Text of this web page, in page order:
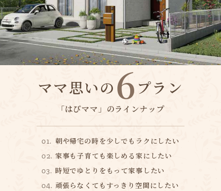
ママ思いの 6 プラン
「はぴママ」のラインナップ
朝や帰宅の時を少しでもラクにしたい
家事も子育ても楽しめる家にしたい
時短でゆとりをもって家事したい
頑張らなくてもすっきり空間にしたい